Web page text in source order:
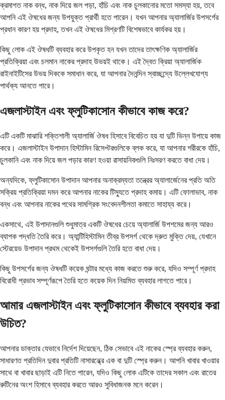
ক্রমাগত নাক বন্ধ, নাক দিয়ে জল পড়া, হাঁচি এবং নাক চুলকানোর মতো সমস্যা হয়, তবে
আপনি এই ঔষধের জন্য উপযুক্ত প্রার্থী হতে পারেন। যখন আপনার অ্যালার্জির উপসর্গের
প্রধান কারণ হয় প্রদাহ, তখন এই ঔষধের মিশ্রণটি বিশেষভাবে কার্যকর হয়।
কিছু লোক এই ঔষধটি ব্যবহার করে উপকৃত হন যখন তাদের তাৎক্ষণিক অ্যালার্জির
প্রতিক্রিয়া এবং চলমান নাকের প্রদাহ উভয়ই থাকে। এই দ্বৈত ক্রিয়া অ্যালার্জিক
রাইনাইটিসের উভয় দিককে সমাধান করে, যা আপনার দৈনন্দিন স্বাচ্ছন্দ্যে উল্লেখযোগ্য
পার্থক্য আনতে পারে।
এজলাস্টাইন এবং ফ্লুটিকাসোন কীভাবে কাজ করে?
এটি একটি মাঝারি শক্তিশালী অ্যালার্জি ঔষধ হিসাবে বিবেচিত হয় যা দুটি ভিন্ন উপায়ে কাজ
করে। এজলাস্টাইন উপাদান হিস্টামিন রিসেপ্টরগুলিকে ব্লক করে, যা আপনার শরীরকে হাঁচি,
চুলকানি এবং নাক দিয়ে জল পড়ার কারণ হওয়া রাসায়নিকগুলি নিঃসরণ করতে বাধা দেয়।
অন্যদিকে, ফ্লুটিকাসোন উপাদান আপনার অনাক্রম্যতা তন্ত্রের অ্যালার্জেনের প্রতি অতি
সক্রিয় প্রতিক্রিয়া দমন করে আপনার নাকের টিস্যুতে প্রদাহ কমায়। এটি ফোলাভাব, নাক
বন্ধ এবং আপনার নাকের পথের সামগ্রিক সংবেদনশীলতা কমাতে সাহায্য করে।
একসাথে, এই উপাদানগুলি শুধুমাত্র একটি ঔষধের চেয়ে অ্যালার্জি উপশমের জন্য আরও
ব্যাপক পদ্ধতি তৈরি করে। অ্যান্টিহিস্টামিন তীব্র উপসর্গ থেকে দ্রুত মুক্তি দেয়, যেখানে
স্টেরয়েড উপাদান প্রথম থেকেই উপসর্গগুলি তৈরি হতে বাধা দেয়।
কিছু উপসর্গের জন্য ঔষধটি কয়েক ঘন্টার মধ্যে কাজ করতে শুরু করে, যদিও সম্পূর্ণ প্রদাহ
বিরোধী প্রভাব সম্পূর্ণরূপে তৈরি হতে কয়েক দিন নিয়মিত ব্যবহার লাগতে পারে।
আমার এজলাস্টাইন এবং ফ্লুটিকাসোন কীভাবে ব্যবহার করা
উচিত?
আপনার ডাক্তার যেভাবে নির্দেশ দিয়েছেন, ঠিক সেভাবে এই নাকের স্প্রে ব্যবহার করুন,
সাধারণত প্রতিদিন দুবার প্রতিটি নাসারন্ধ্রে এক বা দুটি স্প্রে করুন। আপনি খাবার খাওয়ার
সাথে বা খাবার ছাড়াই এটি নিতে পারেন, যদিও কিছু লোক এটিকে তাদের সকাল এবং রাতের
রুটিনের অংশ হিসাবে ব্যবহার করতে আরও সুবিধাজনক মনে করেন।